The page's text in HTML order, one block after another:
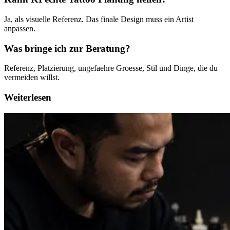
Ja, als visuelle Referenz. Das finale Design muss ein Artist
anpassen.
Was bringe ich zur Beratung?
Referenz, Platzierung, ungefaehre Groesse, Stil und Dinge, die du
vermeiden willst.
Weiterlesen